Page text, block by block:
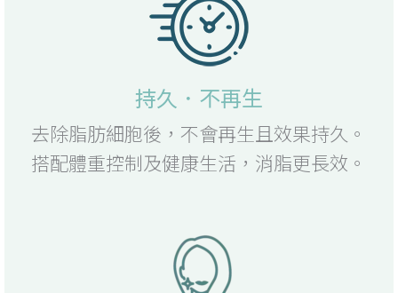
持久．不再生
去除脂肪細胞後，不會再生且效果持久。
搭配體重控制及健康生活，消脂更長效。